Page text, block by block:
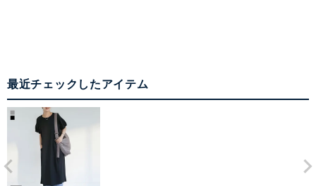
最近チェックしたアイテム